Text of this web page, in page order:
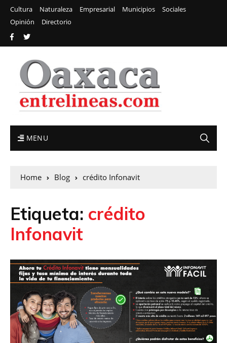
Cultura Naturaleza Empresarial Municipios
Sociales
Opinión
Directorio
MENU
Home Blog crédito Infonavit
Etiqueta: crédito
Infonavit